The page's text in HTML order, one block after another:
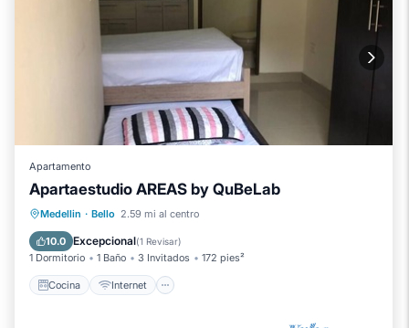
Apartamento
Apartaestudio AREAS by QuBeLab
Medellin · Bello 2.59 mi al centro
10.0 Excepcional(1 Revisar)
1 Dormitorio 1 Baño 3 Invitados 172 pies²
Cocina Internet
Cocina Internet
Lavandería